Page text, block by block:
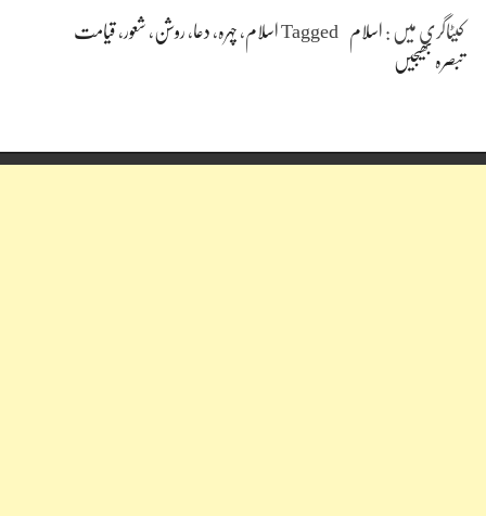
کیٹاگری میں : اسلام Taggedاسلام ، چہرہ، دعا، روشن ، شعور ، قیامت
تبصرہ بھیجیں